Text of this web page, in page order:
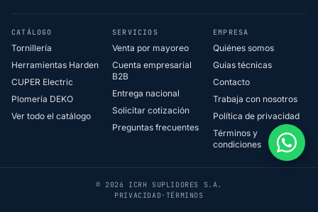
CATÁLOGO
Tornillería
Herramientas Harden
CUPER Electric
Plomería DEKO
Ver todo el catálogo
SERVICIOS
Venta por mayoreo
Cuenta empresarial
B2B
Entrega nacional
Solicitar cotización
Preguntas frecuentes
EMPRESA
Quiénes somos
Guías técnicas
Contacto
Trabaja con nosotros
Política de privacidad
Términos y
condiciones
© 2026 ICRH SUPLIDORES S.A.
PRIVACIDAD · TÉRMINOS